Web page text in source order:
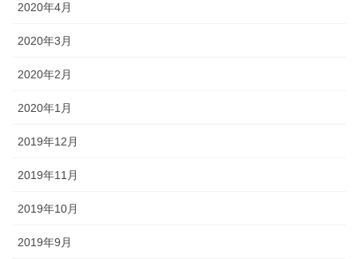
2020年4月
2020年3月
2020年2月
2020年1月
2019年12月
2019年11月
2019年10月
2019年9月